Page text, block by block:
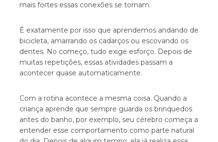
mais fortes essas conexões se tornam.
É exatamente por isso que aprendemos andando de
bicicleta, amarrando os cadarços ou escovando os
dentes. No começo, tudo exige esforço. Depois de
muitas repetições, essas atividades passam a
acontecer quase automaticamente.
Com a rotina acontece a mesma coisa. Quando a
criança aprende que sempre guarda os brinquedos
antes do banho, por exemplo, seu cérebro começa a
entender esse comportamento como parte natural